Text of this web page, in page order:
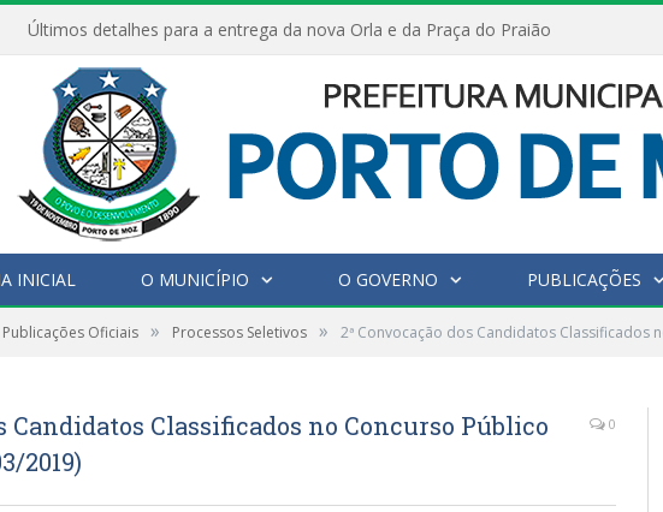
Últimos detalhes para a entrega da nova Orla e da Praça do Praião
INICIAL O MUNICÍPIO O GOVERNO PUBLICAÇÕES
Publicações Oficiais » Processos Seletivos » 2ª Convocação dos Candidatos Classificados
Candidatos Classificados no Concurso Público
2019)
0